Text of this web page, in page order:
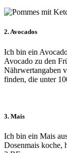
2. Avocados
Ich bin ein
Avocado zu den
Nährwertangaben
finden, die unter
3. Mais
Ich bin ein Mais
Dosenmais koche,